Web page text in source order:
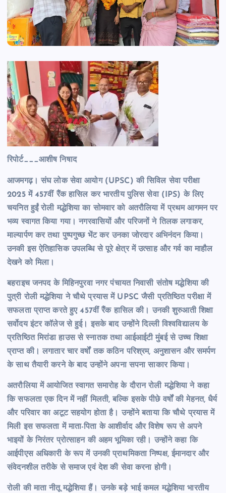
रिपोर्ट___आशीष निषाद
आजमगढ़। संघ लोक सेवा आयोग (UPSC) की सिविल सेवा परीक्षा
2025 में 457वीं रैंक हासिल कर भारतीय पुलिस सेवा (IPS) के लिए
चयनित हुईं रोली मद्धेशिया का सोमवार को अतरौलिया में प्रथम आगमन पर
भव्य स्वागत किया गया। नगरवासियों और परिजनों ने तिलक लगाकर,
माल्यार्पण कर तथा पुष्पगुच्छ भेंट कर उनका जोरदार अभिनंदन किया।
उनकी इस ऐतिहासिक उपलब्धि से पूरे क्षेत्र में उत्साह और गर्व का माहौल
देखने को मिला।
बहराइच जनपद के मिहिनपुरवा नगर पंचायत निवासी संतोष मद्धेशिया की
पुत्री रोली मद्धेशिया ने चौथे प्रयास में UPSC जैसी प्रतिष्ठित परीक्षा में
सफलता प्राप्त करते हुए 457वीं रैंक हासिल की। उनकी शुरुआती शिक्षा
सर्वोदय इंटर कॉलेज से हुई। इसके बाद उन्होंने दिल्ली विश्वविद्यालय के
प्रतिष्ठित मिरांडा हाउस से स्नातक तथा आईआईटी मुंबई से उच्च शिक्षा
प्राप्त की। लगातार चार वर्षों तक कठिन परिश्रम, अनुशासन और समर्पण
के साथ तैयारी करने के बाद उन्होंने अपना सपना साकार किया।
अतरौलिया में आयोजित स्वागत समारोह के दौरान रोली मद्धेशिया ने कहा
कि सफलता एक दिन में नहीं मिलती, बल्कि इसके पीछे वर्षों की मेहनत, धैर्य
और परिवार का अटूट सहयोग होता है। उन्होंने बताया कि चौथे प्रयास में
मिली इस सफलता में माता-पिता के आशीर्वाद और विशेष रूप से अपने
भाइयों के निरंतर प्रोत्साहन की अहम भूमिका रही। उन्होंने कहा कि
आईपीएस अधिकारी के रूप में उनकी प्राथमिकता निष्पक्ष, ईमानदार और
संवेदनशील तरीके से समाज एवं देश की सेवा करना होगी।
रोली की माता नीतू मद्धेशिया हैं। उनके बड़े भाई कमल मद्धेशिया भारतीय